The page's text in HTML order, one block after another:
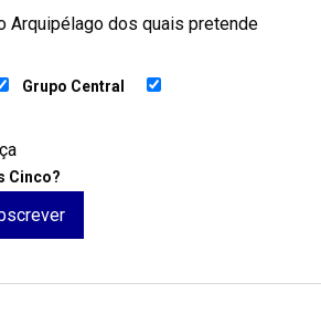
Arquipélago dos quais pretende
Grupo Central
Cinco?